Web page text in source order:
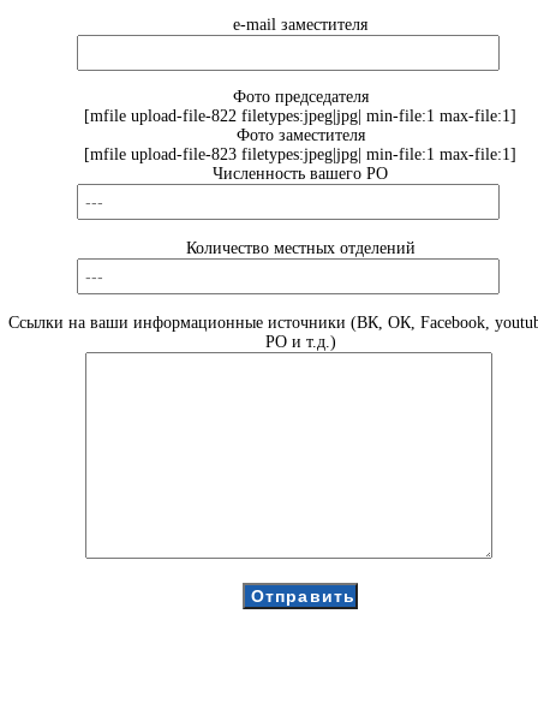
e-mail заместителя
Фото председателя
[mfile upload-file-822 filetypes:jpeg|jpg| min-file:1 max-file:1]
Фото заместителя
[mfile upload-file-823 filetypes:jpeg|jpg| min-file:1 max-file:1]
Численность вашего РО
Количество местных отделений
Ссылки на ваши информационные источники (ВК, ОК, Facebook,
РО и т.д.)